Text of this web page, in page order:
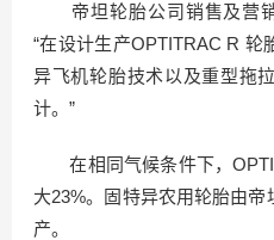
帝坦轮胎公司销售及营销
“在设计生产OPTITRAC R
异飞机轮胎技术以及重型拖
计。”
在相同气候条件下，
大23%。固特异农用轮胎由
产。